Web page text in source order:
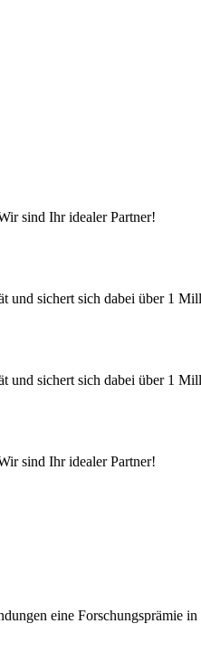
sind Ihr idealer Partner!
sichert sich dabei über 1
sichert sich dabei über 1
sind Ihr idealer Partner!
eine Forschungsprämie